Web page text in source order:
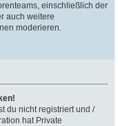
einschließlich der
auch weitere
moderieren.
du nicht registriert und /
hat Private